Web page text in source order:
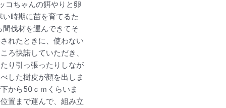
コちゃんの餌やりと卵
時期に苗を育てるた
伐材を運んできてそ
れたときに、使わない
ろ快諾していただき、
り引っ張ったりしなが
した樹皮が顔を出しま
から50ｃｍくらいま
置まで運んで、組み立